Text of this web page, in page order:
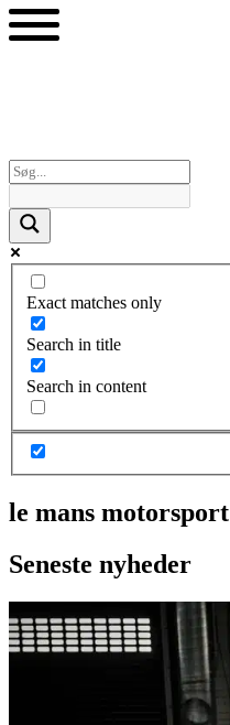
Videre
til
Exact matches only
Search in title
Search in content
le mans motorsport
Seneste nyheder